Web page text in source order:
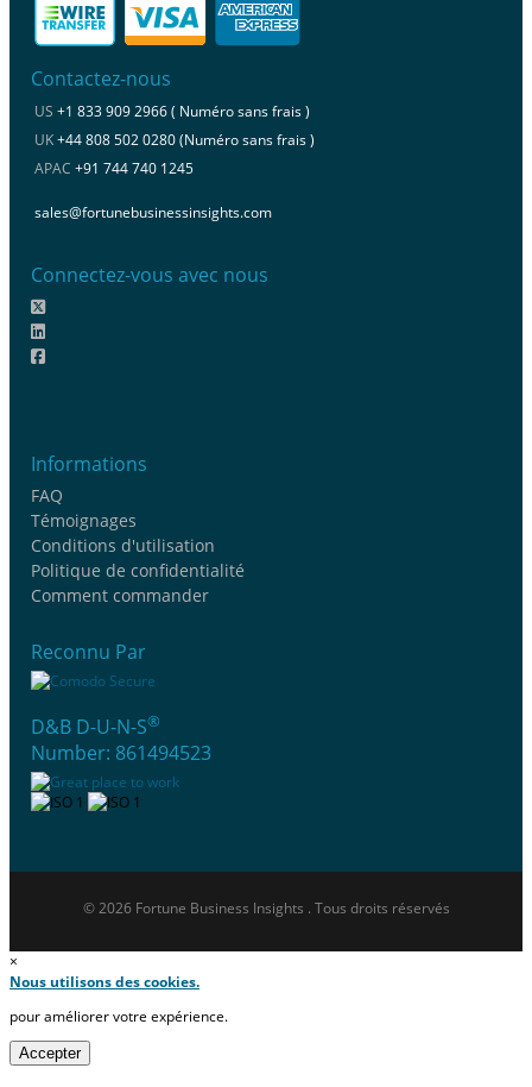
Contactez-nous
US +1 833 909 2966 ( Numéro sans frais )
UK+44 808 502 0280 (Numéro sans frais )
APAC +91 744 740 1245
sales@fortunebusinessinsights.com
Connectez-vous avec nous
Informations
FAQ
Témoignages
Conditions d'utilisation
Politique de confidentialité
Comment commander
Reconnu Par
D&B D-U-N-S®
Number: 861494523
© 2026 Fortune Business Insights . Tous droits réservés
×
Nous utilisons des cookies.
pour améliorer votre expérience.
Accepter